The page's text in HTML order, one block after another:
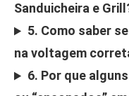
Sanduicheira e
5. Como saber
na voltagem
6. Por que